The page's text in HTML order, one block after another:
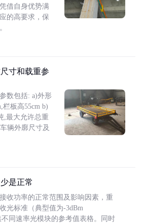
借自身优势满
的高要求，保
寸和载重参
数包括: a)外形
栏板高55cm b)
,最大允许总重
辆外廓尺寸及
是正常
收功率的正常范围及影响因素，重
光标准（典型值为-3dBm
不同速率光模块的参考值表格。同时